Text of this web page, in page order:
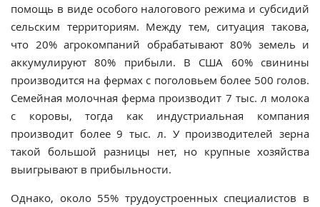
помощь в виде особого налогового режима и субсидий
сельским территориям. Между тем, ситуация такова,
что 20% агрокомпаний обрабатывают 80% земель и
аккумулируют 80% прибыли. В США 60% свинины
производится на фермах с поголовьем более 500 голов.
Семейная молочная ферма производит 7 тыс. л молока
с коровы, тогда как индустриальная компания
производит более 9 тыс. л. У производителей зерна
такой большой разницы нет, но крупные хозяйства
выигрывают в прибыльности.
Однако, около 55% трудоустроенных специалистов в